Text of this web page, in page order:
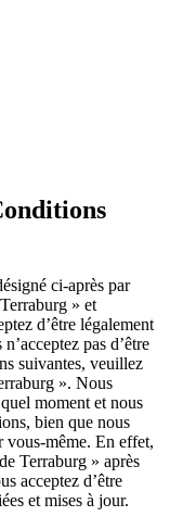
ci-après par
» et
d’être légalement
pas d’être
suivantes, veuillez
». Nous
moment et nous
bien que nous
vous-même. En effet,
Terraburg » après
acceptez d’être
et mises à jour.